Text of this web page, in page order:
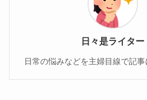
日々是ライター
日常の悩みなどを主婦目線で記事